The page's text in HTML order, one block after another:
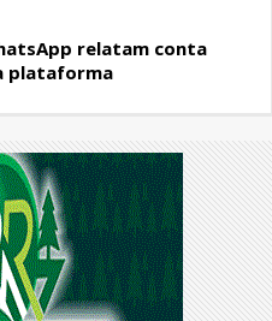
relatam conta
plataforma